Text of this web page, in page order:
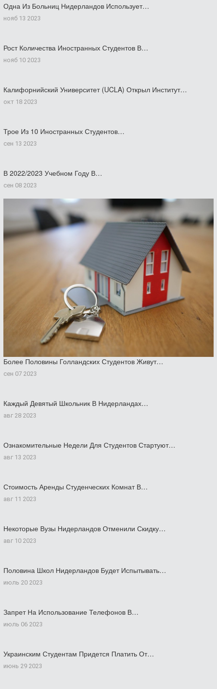
Одна Из Больниц Нидерландов Использует…
нояб 13 2023
Рост Количества Иностранных Студентов В…
нояб 10 2023
Калифорнийский Университет (UCLA) Открыл Институт…
окт 18 2023
Трое Из 10 Иностранных Студентов…
сен 13 2023
В 2022/2023 Учебном Году В…
сен 08 2023
Более Половины Голландских Студентов Живут…
сен 07 2023
Каждый Девятый Школьник В Нидерландах…
авг 28 2023
Ознакомительные Недели Для Студентов Стартуют…
авг 13 2023
Стоимость Аренды Студенческих Комнат В…
авг 11 2023
Некоторые Вузы Нидерландов Отменили Скидку…
авг 10 2023
Половина Школ Нидерландов Будет Испытывать…
июль 20 2023
Запрет На Использование Телефонов В…
июль 06 2023
Украинским Студентам Придется Платить От…
июнь 29 2023